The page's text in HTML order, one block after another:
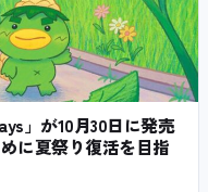
」が10月30日に発売
に夏祭り復活を目指